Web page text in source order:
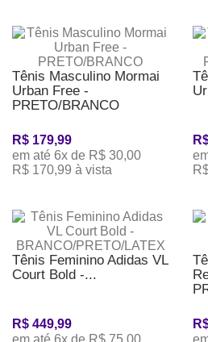
Tênis Masculino Mormai
Urban Free -
PRETO/BRANCO
R$ 179,99
em até 6x de R$ 30,00
R$ 170,99 à vista
Tênis Feminino Adidas VL
Court Bold -...
R$ 449,99
em até 6x de R$ 75,00